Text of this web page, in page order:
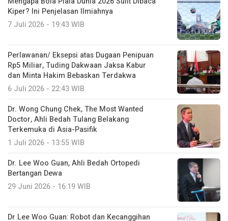
Kiper? Ini Penjelasan Ilmiahnya
7 Juli 2026 - 19:43 WIB
Perlawanan/ Eksepsi atas Dugaan Penipuan
Rp5 Miliar, Tuding Dakwaan Jaksa Kabur
dan Minta Hakim Bebaskan Terdakwa
6 Juli 2026 - 22:43 WIB
Dr. Wong Chung Chek, The Most Wanted
Doctor, Ahli Bedah Tulang Belakang
Terkemuka di Asia-Pasifik
1 Juli 2026 - 13:55 WIB
Dr. Lee Woo Guan, Ahli Bedah Ortopedi
Bertangan Dewa
29 Juni 2026 - 16:19 WIB
Dr Lee Woo Guan: Robot dan Kecanggihan